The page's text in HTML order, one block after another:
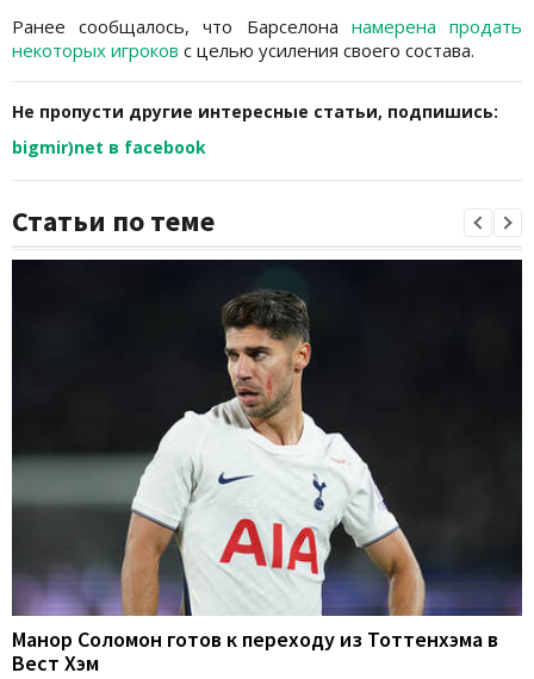
Ранее сообщалось, что Барселона намерена продать
некоторых игроков с целью усиления своего состава.
Не пропусти другие интересные статьи, подпишись:
bigmir)net в facebook
Статьи по теме
Манор Соломон готов к переходу из Тоттенхэма в
Вест Хэм